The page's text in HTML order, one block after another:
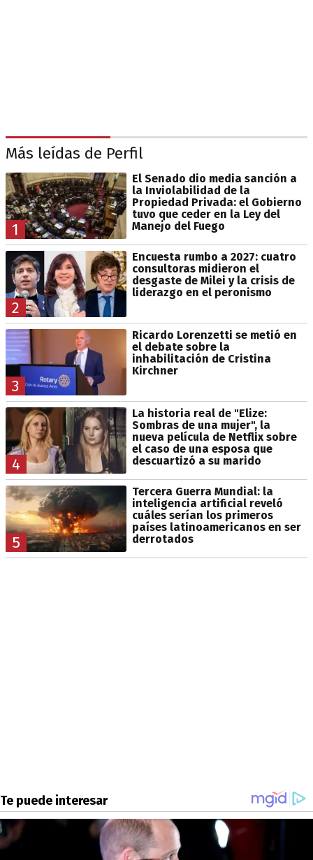
Más leídas de Perfil
1
El Senado dio media sanción a
la Inviolabilidad de la
Propiedad Privada: el Gobierno
tuvo que ceder en la Ley del
Manejo del Fuego
2
Encuesta rumbo a 2027: cuatro
consultoras midieron el
desgaste de Milei y la crisis de
liderazgo en el peronismo
3
Ricardo Lorenzetti se metió en
el debate sobre la
inhabilitación de Cristina
Kirchner
4
La historia real de "Elize:
Sombras de una mujer", la
nueva película de Netflix sobre
el caso de una esposa que
descuartizó a su marido
5
Tercera Guerra Mundial: la
inteligencia artificial reveló
cuáles serían los primeros
países latinoamericanos en ser
derrotados